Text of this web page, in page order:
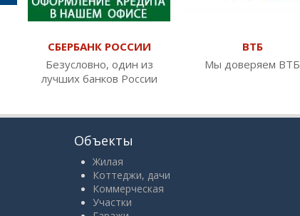
СБЕРБАНК РОССИИ
Безусловно, один из
лучших банков России
ВТБ
Мы доверяем ВТБ
Объекты
Жилая
Коттеджи, дачи
Коммерческая
Участки